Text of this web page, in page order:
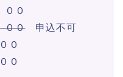
００
００申込不可
０
０